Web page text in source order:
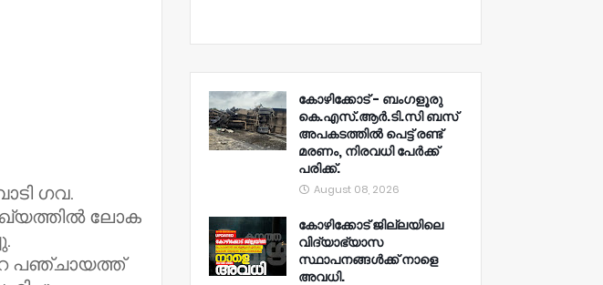
ഗവ.
ലോക
പഞ്ചായത്ത്
കോഴിക്കോട് - ബംഗളൂരു
കെ.എസ്.ആർ.ടി.സി ബസ്
അപകടത്തിൽ പെട്ട് രണ്ട്
മരണം, നിരവധി പേർക്ക്
പരിക്ക്.
August 08, 2026
കോഴിക്കോട് ജില്ലയിലെ
വിദ്യാഭ്യാസ
സ്ഥാപനങ്ങൾക്ക് നാളെ
അവധി.